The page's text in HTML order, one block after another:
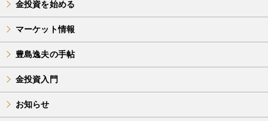
金投資を始める
マーケット情報
豊島逸夫の手帖
金投資入門
お知らせ